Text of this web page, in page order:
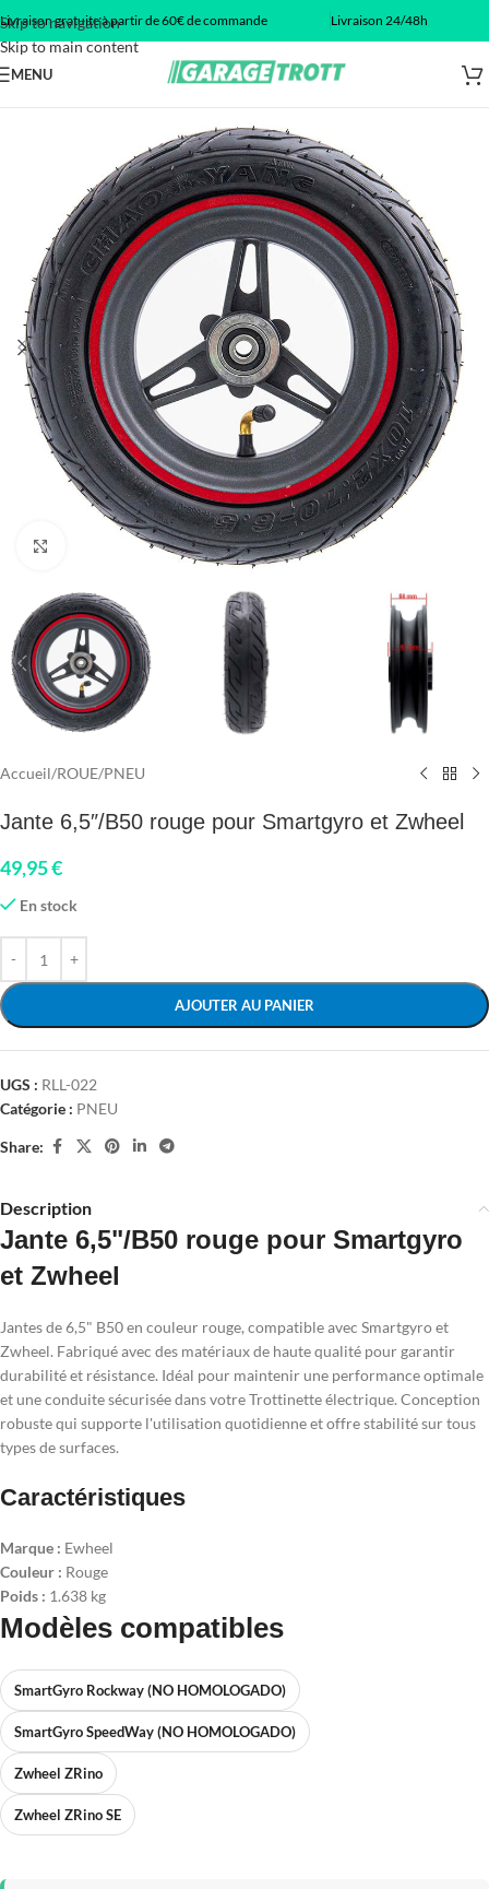
Skip to navigation
Skip to main content
Livraison gratuite à partir de 60€ de commande Livraison 24/48h
MENU
Click to enlarge
Accueil/ROUE/PNEU
Jante 6,5″/B50 rouge pour Smartgyro et Zwheel
49,95€
En stock
AJOUTER AU PANIER
UGS : RLL-022
Catégorie : PNEU
Share:
Description
Jante 6,5"/B50 rouge pour Smartgyro
et Zwheel
Jantes de 6,5" B50 en couleur rouge, compatible avec Smartgyro et
Zwheel. Fabriqué avec des matériaux de haute qualité pour garantir
durabilité et résistance. Idéal pour maintenir une performance optimale
et une conduite sécurisée dans votre Trottinette électrique. Conception
robuste qui supporte l'utilisation quotidienne et offre stabilité sur tous
types de surfaces.
Caractéristiques
Marque : Ewheel
Couleur : Rouge
Poids : 1.638 kg
Modèles compatibles
SmartGyro Rockway (NO HOMOLOGADO)
SmartGyro SpeedWay (NO HOMOLOGADO)
Zwheel ZRino
Zwheel ZRino SE